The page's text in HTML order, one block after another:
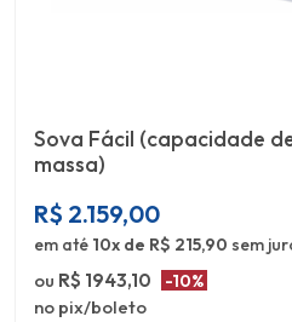
Sova Fácil (capacidade
massa)
R$ 2.159,00
em até 10x de R$ 215,90 sem
ou R$ 1943,10 -10%
no pix/boleto